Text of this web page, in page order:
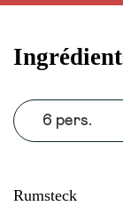
6 pers.
Rumsteck